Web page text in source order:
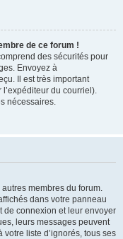
de ce forum !
des sécurités pour
Envoyez à
Il est très important
l’expéditeur du courriel).
nécessaires.
membres du forum.
dans votre panneau
de connexion et leur envoyer
leurs messages peuvent
liste d’ignorés, tous ses